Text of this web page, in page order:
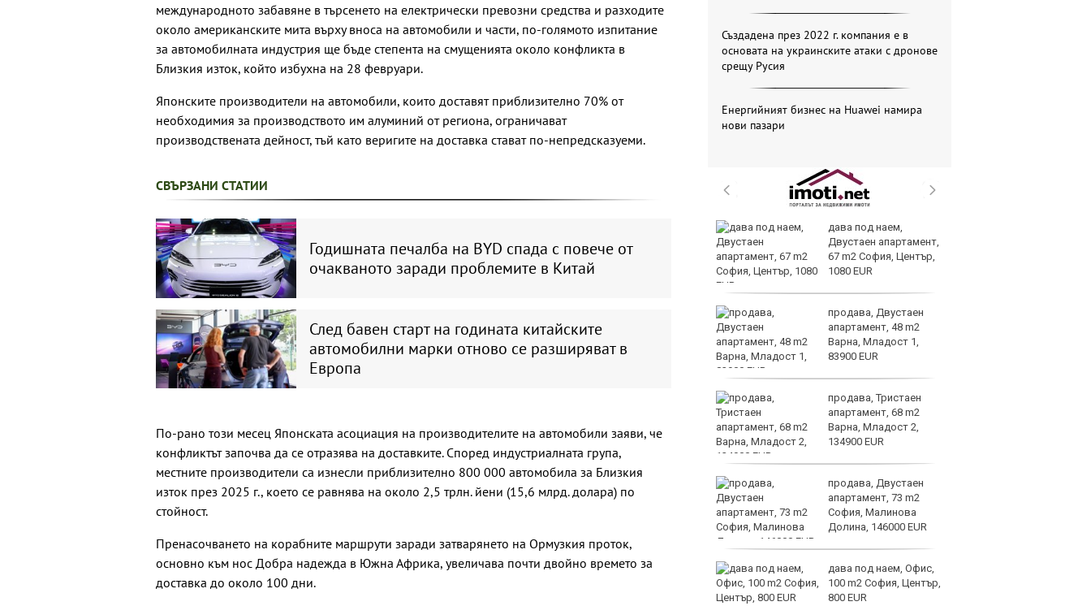
международното забавяне в търсенето на електрически превозни средства и разходите
около американските мита върху вноса на автомобили и части, по-голямото изпитание
за автомобилната индустрия ще бъде степента на смущенията около конфликта в
Близкия изток, който избухна на 28 февруари.
Японските производители на автомобили, които доставят приблизително 70% от
необходимия за производството им алуминий от региона, ограничават
производствената дейност, тъй като веригите на доставка стават по-непредсказуеми.
СВЪРЗАНИ СТАТИИ
Годишната печалба на BYD спада с повече от
очакваното заради проблемите в Китай
След бавен старт на годината китайските
автомобилни марки отново се разширяват в
Европа
По-рано този месец Японската асоциация на производителите на автомобили заяви, че
конфликтът започва да се отразява на доставките. Според индустриалната група,
местните производители са изнесли приблизително 800 000 автомобила за Близкия
изток през 2025 г., което се равнява на около 2,5 трлн. йени (15,6 млрд. долара) по
стойност.
Пренасочването на корабните маршрути заради затварянето на Ормузкия проток,
основно към нос Добра надежда в Южна Африка, увеличава почти двойно времето за
доставка до около 100 дни.
Създадена през 2022 г. компания е в
основата на украинските атаки с дронове
срещу Русия
Енергийният бизнес на Huawei намира
нови пазари
дублиращия си отбор
за есента
посланичката на
достъпа на част от
От 9 август цените на
дава под наем,
Двустаен апартамент,
67 m2 София, Център,
1080 EUR
продава, Двустаен
апартамент, 48 m2
Варна, Младост 1,
83900 EUR
продава, Тристаен
апартамент, 68 m2
Варна, Младост 2,
134900 EUR
продава, Двустаен
апартамент, 73 m2
София, Малинова
Долина, 146000 EUR
дава под наем, Офис,
100 m2 София, Център,
800 EUR